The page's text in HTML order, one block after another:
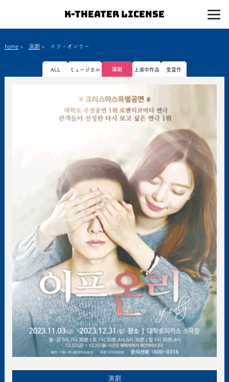
K-Theater License
home> 演劇 > イフ・オンリー
ALL ミュージカル 演劇 上演中作品 受賞作
演劇